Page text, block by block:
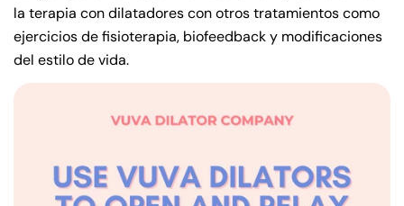
la terapia con dilatadores con otros tratamientos como
ejercicios de fisioterapia, biofeedback y modificaciones
del estilo de vida.